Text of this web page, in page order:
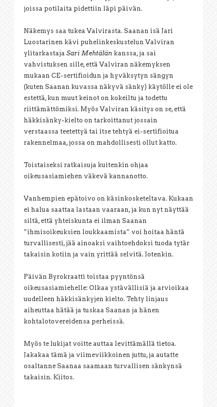
joissa potilaita pidettiin läpi päivän.
Näkemys saa tukea Valvirasta. Saanan isä Jari
Luostarinen kävi puhelinkeskustelun Valviran
ylitarkastaja Sari Mehtälän kanssa, ja sai
vahvistuksen sille, että Valviran näkemyksen
mukaan CE-sertifioidun ja hyväksytyn sängyn
(kuten Saanan kuvassa näkyvä sänky) käytölle ei ole
estettä, kun muut keinot on kokeiltu ja todettu
riittämättömiksi. Myös Valviran käsitys on se, että
häkkisänky-kielto on tarkoittanut jossain
verstaassa teetettyä tai itse tehtyä ei-sertifioitua
rakennelmaa, jossa on mahdollisesti ollut katto.
Toistaiseksi ratkaisuja kuitenkin ohjaa
oikeusasiamiehen väkevä kannanotto.
Vanhempien epätoivo on käsinkosketeltava. Kukaan
ei halua saattaa lastaan vaaraan, ja kun nyt näyttää
siltä, että yhteiskunta ei ilman Saanan
”ihmisoikeuksien loukkaamista” voi hoitaa häntä
turvallisesti, jää ainoaksi vaihtoehdoksi tuoda tytär
takaisin kotiin ja vain yrittää selvitä. Jotenkin.
Päivän Byrokraatti toistaa pyyntönsä
oikeusasiamiehelle: Olkaa ystävällisiä ja arvioikaa
uudelleen häkkisänkyjen kielto. Tehty linjaus
aiheuttaa hätää ja tuskaa Saanan ja hänen
kohtalotovereidensa perheissä.
Myös te lukijat voitte auttaa levittämällä tietoa.
Jakakaa tämä ja viimeviikkoinen juttu, ja autatte
osaltanne Saanaa saamaan turvallisen sänkynsä
takaisin. Kiitos.